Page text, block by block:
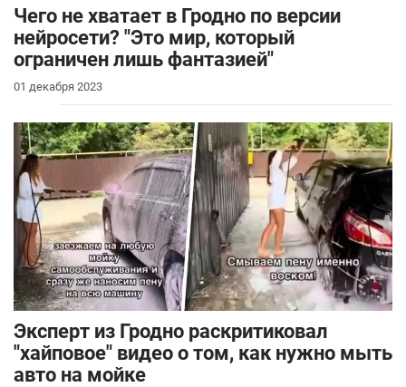
Чего не хватает в Гродно по версии
нейросети? "Это мир, который
ограничен лишь фантазией"
01 декабря 2023
Эксперт из Гродно раскритиковал
"хайповое" видео о том, как нужно мыть
авто на мойке